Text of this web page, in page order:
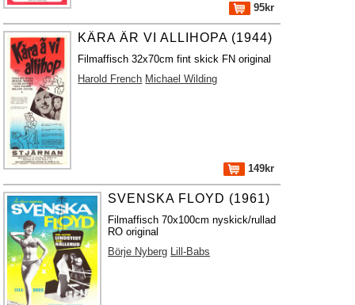
95kr
KÄRA ÄR VI ALLIHOPA (1944)
Filmaffisch 32x70cm fint skick FN original
Harold French Michael Wilding
149kr
SVENSKA FLOYD (1961)
Filmaffisch 70x100cm nyskick/rullad
RO original
Börje Nyberg Lill-Babs